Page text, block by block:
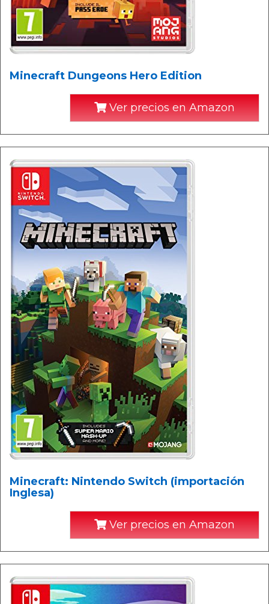
Minecraft Dungeons Hero Edition
Ver precios en Amazon
Minecraft: Nintendo Switch (importación
Inglesa)
Ver precios en Amazon